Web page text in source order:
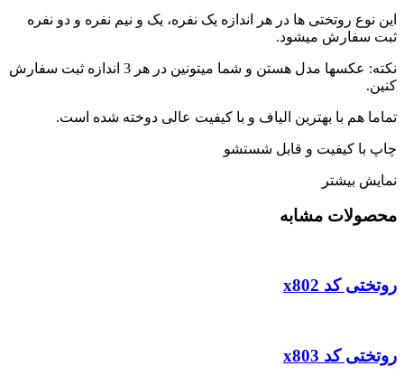
این نوع روتختی ها در هر اندازه یک نفره، یک و نیم نفره و دو نفره
ثبت سفارش میشود.
نکته: عکسها مدل هستن و شما میتونین در هر 3 اندازه ثبت سفارش
کنین.
تماما هم با بهترین الیاف و با کیفیت عالی دوخته شده است.
چاپ با کیفیت و قابل شستشو
نمایش بیشتر
محصولات مشابه
روتختی کد x802
روتختی کد x803